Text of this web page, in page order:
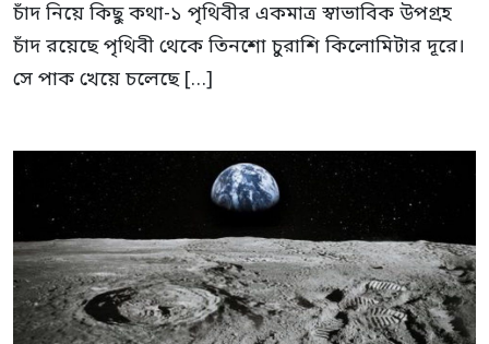
চাঁদ নিয়ে কিছু কথা-১ পৃথিবীর একমাত্র স্বাভাবিক উপগ্রহ
চাঁদ রয়েছে পৃথিবী থেকে তিনশো চুরাশি কিলোমিটার দূরে।
সে পাক খেয়ে চলেছে […]